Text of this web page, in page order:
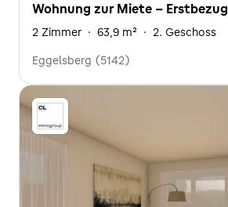
Wohnung zur Miete - Erstbezug
2 Zimmer · 63,9 m² · 2. Geschoss
Eggelsberg (5142)